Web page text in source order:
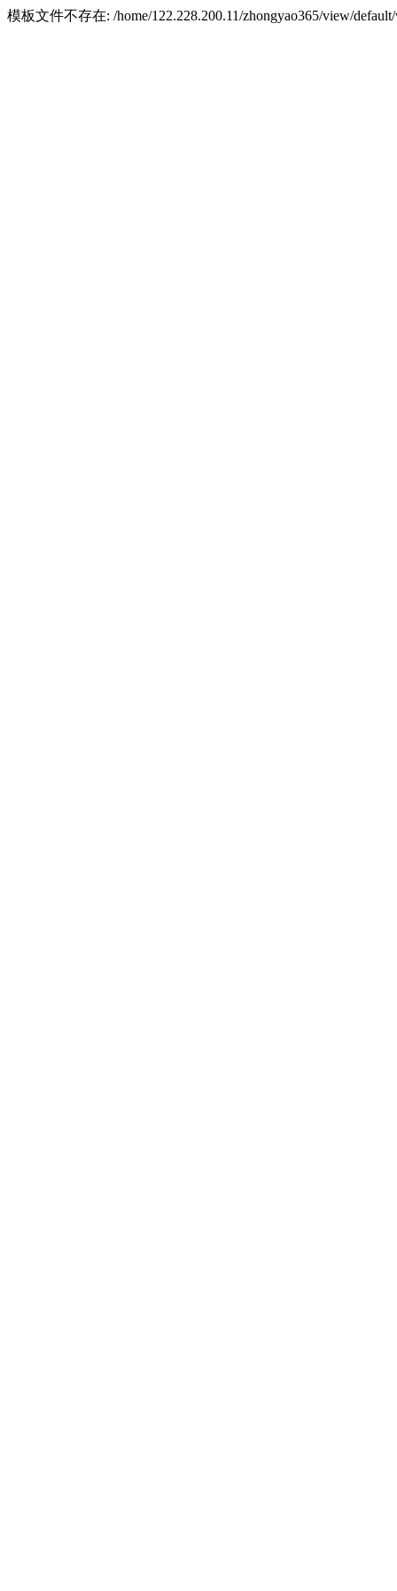
模板文件不存在: /home/122.228.200.11/zhongyao365/view/default/